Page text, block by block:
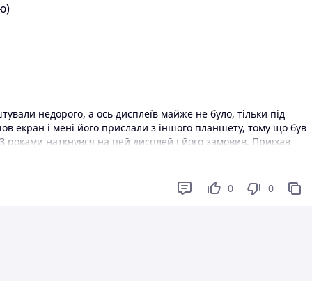
недорого, а ось дисплеїв майже не було, тільки під
екран і мені його прислали з іншого планшету, тому що був
наткнувся на цей дисплей і його замовив. Приїхав
0 0